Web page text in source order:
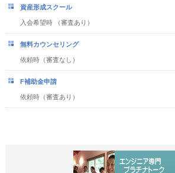
資産形成スクール
入会希望時 （審査あり）
無料カウンセリング
依頼時（審査なし）
F補助金申請
依頼時（審査あり）